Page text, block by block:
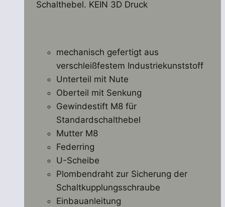
Schalthebel. KEIN 3D Druck
mechanisch gefertigt aus
verschleißfestem Industriekunststoff
Unterteil mit Nute
Oberteil mit Senkung
Gewindestift M8 für
Standardschalthebel
Mutter M8
Federring
U-Scheibe
Plombendraht zur Sicherung der
Schaltkupplungsschraube
Einbauanleitung